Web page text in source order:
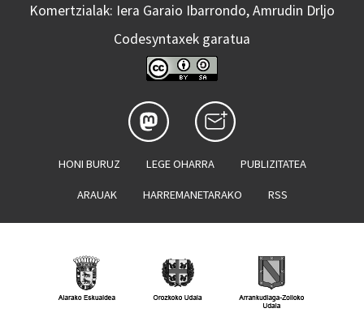
Komertzialak: Iera Garaio Ibarrondo, Amrudin Drljo
Codesyntaxek garatua
HONI BURUZ LEGE OHARRA PUBLIZITATEA
ARAUAK HARREMANETARAKO RSS